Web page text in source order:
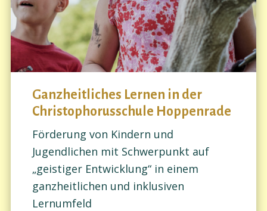
Ganzheitliches Lernen in der
Christophorusschule Hoppenrade
Förderung von Kindern und
Jugendlichen mit Schwerpunkt auf
„geistiger Entwicklung“ in einem
ganzheitlichen und inklusiven
Lernumfeld